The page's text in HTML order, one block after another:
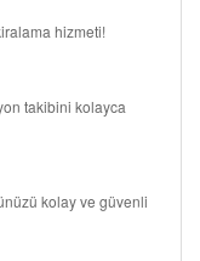
hizmeti!
takibini kolayca
kolay ve güvenli